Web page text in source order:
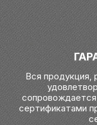
Вся продукция,
сопровождается
сертификатами